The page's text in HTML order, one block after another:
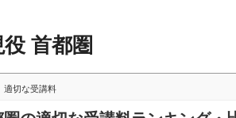
首都圏
適切な受講料